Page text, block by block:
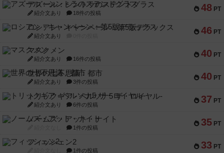
48 PT
アズール：シントラのステンドグラス
紹介文あり 18件の投稿
46 PT
ロシアン・キャンペーン：第5版デラックス
紹介文あり
40 PT
マスクメン
紹介文あり 16件の投稿
40 PT
世界の七不思議：都市
紹介文あり 3件の投稿
37 PT
トリックギア - ペルソナ5 ザ・ロイヤル-
紹介文あり 6件の投稿
35 PT
ノームズ・アット・ナイト
1件の投稿
33 PT
フィッシェン2
1件の投稿